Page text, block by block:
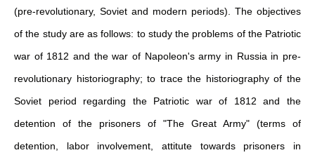
(pre-revolutionary, Soviet and modern periods). The objectives
of the study are as follows: to study the problems of the Patriotic
war of 1812 and the war of Napoleon's army in Russia in pre-
revolutionary historiography; to trace the historiography of the
Soviet period regarding the Patriotic war of 1812 and the
detention of the prisoners of "The Great Army" (terms of
detention, labor involvement, attitute towards prisoners in